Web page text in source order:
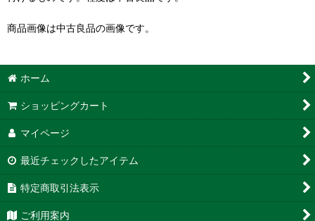
商品画像は中古良品の画像です。
ホーム
ショッピングカート
マイページ
最近チェックしたアイテム
特定商取引法表示
ご利用案内